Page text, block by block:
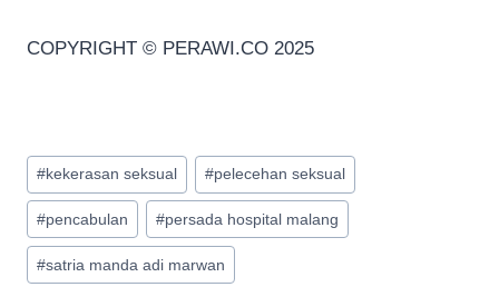
COPYRIGHT © PERAWI.CO 2025
Post
Tags:
#kekerasan seksual #pelecehan seksual
#pencabulan #persada hospital malang
#satria manda adi marwan